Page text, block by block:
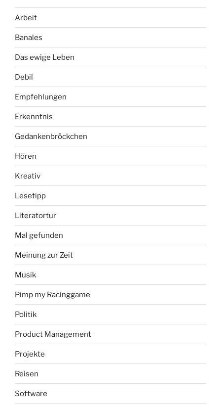
Arbeit
Banales
Das ewige Leben
Debil
Empfehlungen
Erkenntnis
Gedankenbröckchen
Hören
Kreativ
Lesetipp
Literatortur
Mal gefunden
Meinung zur Zeit
Musik
Pimp my Racinggame
Politik
Product Management
Projekte
Reisen
Software